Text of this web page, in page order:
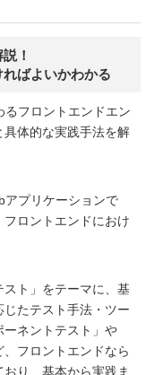
！
ればよいかわかる
フロントエンドエン
体的な実践手法を解
アプリケーションで
ロントエンドにおけ
ト」をテーマに、基
たテスト手法・ツー
ーネントテスト」や
、フロントエンドなら
り、基本から実践ま